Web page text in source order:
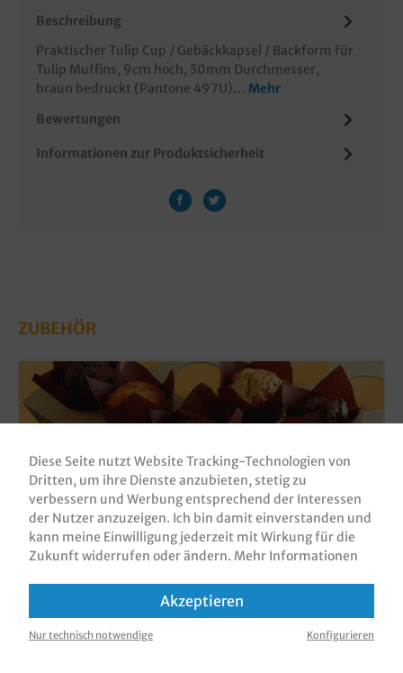
Beschreibung
Praktischer Tulip Cup / Gebäckkapsel / Backform für
Tulip Muffins, 9cm hoch, 50mm Durchmesser,
braun bedruckt (Pantone 497U)… Mehr
Bewertungen
Informationen zur Produktsicherheit
ZUBEHÖR
Produktnummer:MBTT0524E
Diese Seite nutzt Website Tracking-Technologien von
Dritten, um ihre Dienste anzubieten, stetig zu
verbessern und Werbung entsprechend der Interessen
der Nutzer anzuzeigen. Ich bin damit einverstanden und
kann meine Einwilligung jederzeit mit Wirkung für die
Zukunft widerrufen oder ändern. Mehr Informationen
Akzeptieren
Nur technisch notwendige Konfigurieren